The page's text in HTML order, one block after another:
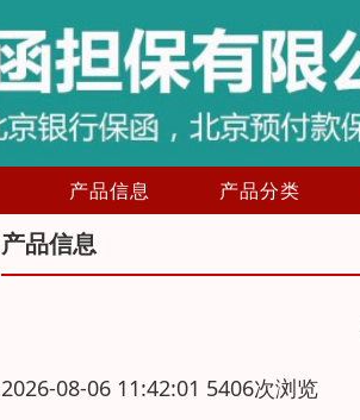
产品信息 产品分类
产品信息
2026-08-06 11:42:01 5406次浏览